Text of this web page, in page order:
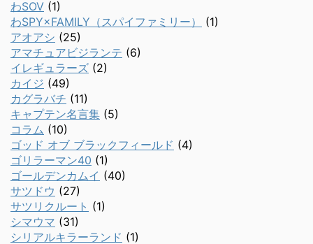
わSOV (1)
わSPY×FAMILY（スパイファミリー）
(1)
アオアシ (25)
アマチュアビジランテ (6)
イレギュラーズ (2)
カイジ (49)
カグラバチ (11)
キャプテン名言集 (5)
コラム (10)
ゴッド オブ ブラックフィールド (4)
ゴリラーマン40 (1)
ゴールデンカムイ (40)
サツドウ (27)
サツリクルート (1)
シマウマ (31)
シリアルキラーランド (1)